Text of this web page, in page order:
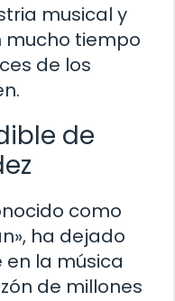
musical y
tiempo
de los
de
como
ha dejado
la música
de millones